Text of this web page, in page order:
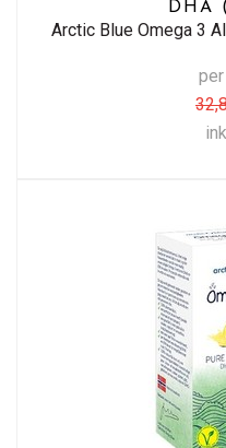
DHA
Arctic Blue Omega 3